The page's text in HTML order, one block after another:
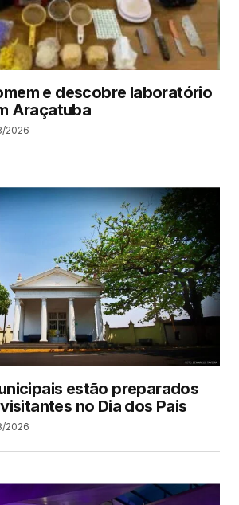
e descobre laboratório
Araçatuba
2026
estão preparados
no Dia dos Pais
2026